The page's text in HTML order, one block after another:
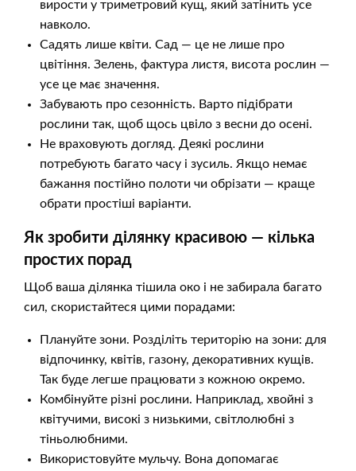
вирости у триметровий кущ, який затінить усе
навколо.
Садять лише квіти. Сад — це не лише про
цвітіння. Зелень, фактура листя, висота рослин —
усе це має значення.
Забувають про сезонність. Варто підібрати
рослини так, щоб щось цвіло з весни до осені.
Не враховують догляд. Деякі рослини
потребують багато часу і зусиль. Якщо немає
бажання постійно полоти чи обрізати — краще
обрати простіші варіанти.
Як зробити ділянку красивою — кілька
простих порад
Щоб ваша ділянка тішила око і не забирала багато
сил, скористайтеся цими порадами:
Плануйте зони. Розділіть територію на зони: для
відпочинку, квітів, газону, декоративних кущів.
Так буде легше працювати з кожною окремо.
Комбінуйте різні рослини. Наприклад, хвойні з
квітучими, високі з низькими, світлолюбні з
тіньолюбними.
Використовуйте мульчу. Вона допомагає